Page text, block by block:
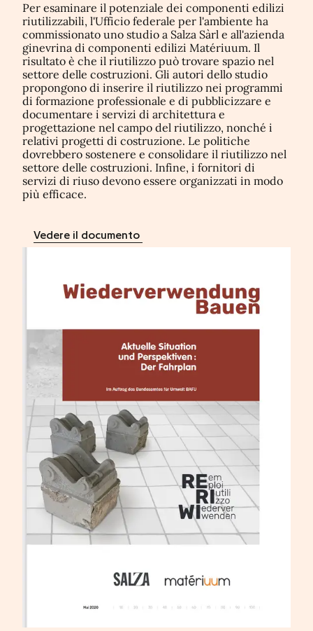
Per esaminare il potenziale dei componenti edilizi
riutilizzabili, l'Ufficio federale per l'ambiente ha
commissionato uno studio a Salza Sàrl e all'azienda
ginevrina di componenti edilizi Matériuum. Il
risultato è che il riutilizzo può trovare spazio nel
settore delle costruzioni. Gli autori dello studio
propongono di inserire il riutilizzo nei programmi
di formazione professionale e di pubblicizzare e
documentare i servizi di architettura e
progettazione nel campo del riutilizzo, nonché i
relativi progetti di costruzione. Le politiche
dovrebbero sostenere e consolidare il riutilizzo nel
settore delle costruzioni. Infine, i fornitori di
servizi di riuso devono essere organizzati in modo
più efficace.
Vedere il documento